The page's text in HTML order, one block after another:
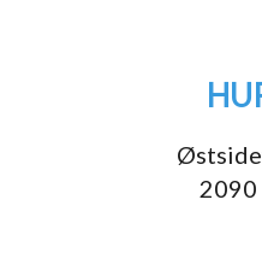
2090